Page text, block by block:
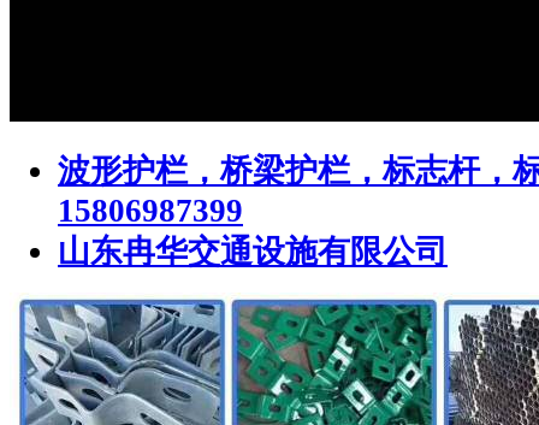
波形护栏，桥梁护栏，标志杆，
15806987399
山东冉华交通设施有限公司